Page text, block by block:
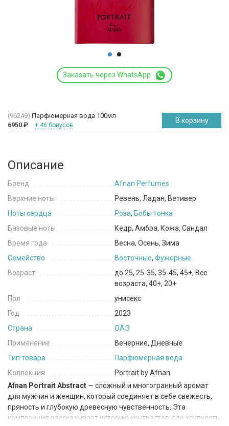
Заказать через WhatsApp
(96249) Парфюмерная вода 100мл
6950 ₽ + 46 бонусов
В корзину
Описание
Бренд
Afnan Perfumes
Верхние ноты
Ревень, Ладан, Ветивер
Ноты сердца
Роза, Бобы тонка
Базовые ноты
Кедр, Амбра, Кожа, Сандал
Время года
Весна, Осень, Зима
Семейство
Восточные, Фужерные
Возраст
до 25, 25-35, 35-45, 45+, Все
возраста, 40+, 20+
Пол
унисекс
Год
2023
Страна
ОАЭ
Применение
Вечерние, Дневные
Тип товара
Парфюмерная вода
Коллекция
Portrait by Afnan
Afnan Portrait Abstract — сложный и многогранный аромат
для мужчин и женщин, который соединяет в себе свежесть,
пряность и глубокую древесную чувственность. Эта
композиция рассказывает историю контрастов, где хрупкость